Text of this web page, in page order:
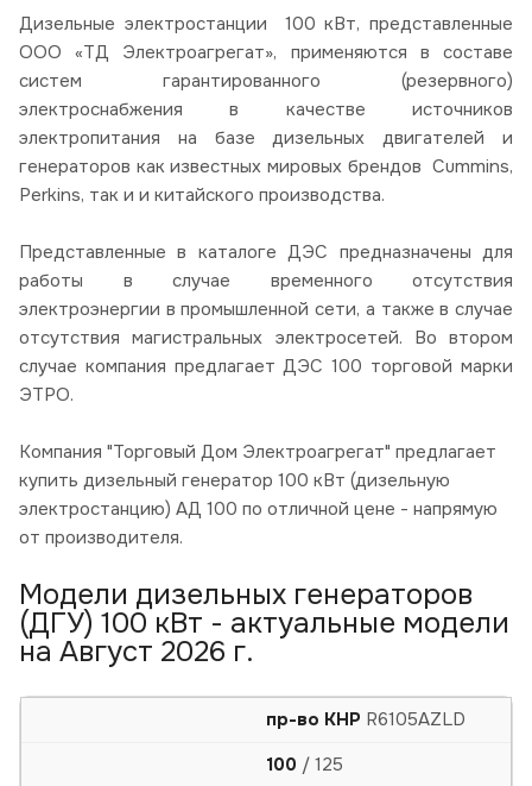
Дизельные электростанции 100 кВт, представленные
ООО «ТД Электроагрегат», применяются в составе
систем гарантированного (резервного)
электроснабжения в качестве источников
электропитания на базе дизельных двигателей и
генераторов как известных мировых брендов Cummins,
Perkins, так и и китайского производства.
Представленные в каталоге ДЭС предназначены для
работы в случае временного отсутствия
электроэнергии в промышленной сети, а также в случае
отсутствия магистральных электросетей. Во втором
случае компания предлагает ДЭС 100 торговой марки
ЭТРО.
Компания "Торговый Дом Электроагрегат" предлагает
купить дизельный генератор 100 кВт (дизельную
электростанцию) АД 100 по отличной цене - напрямую
от производителя.
Модели дизельных генераторов
(ДГУ) 100 кВт - актуальные модели
на Август 2026 г.
пр-во КНР R6105AZLD
100 / 125